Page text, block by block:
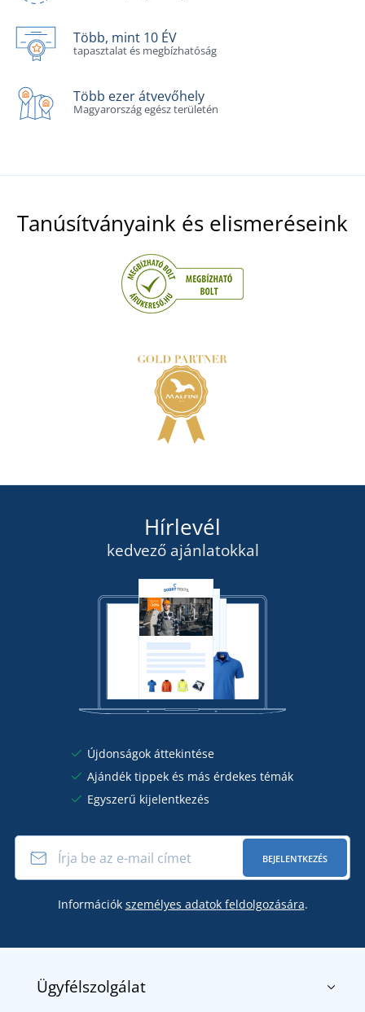
Több, mint 10 ÉV
tapasztalat és megbízhatóság
Több ezer átvevőhely
Magyarország egész területén
Tanúsítványaink és elismeréseink
Hírlevél
kedvező ajánlatokkal
Újdonságok áttekintése
Ajándék tippek és más érdekes témák
Egyszerű kijelentkezés
BEJELENTKEZÉS
Információk személyes adatok feldolgozására.
Ügyfélszolgálat